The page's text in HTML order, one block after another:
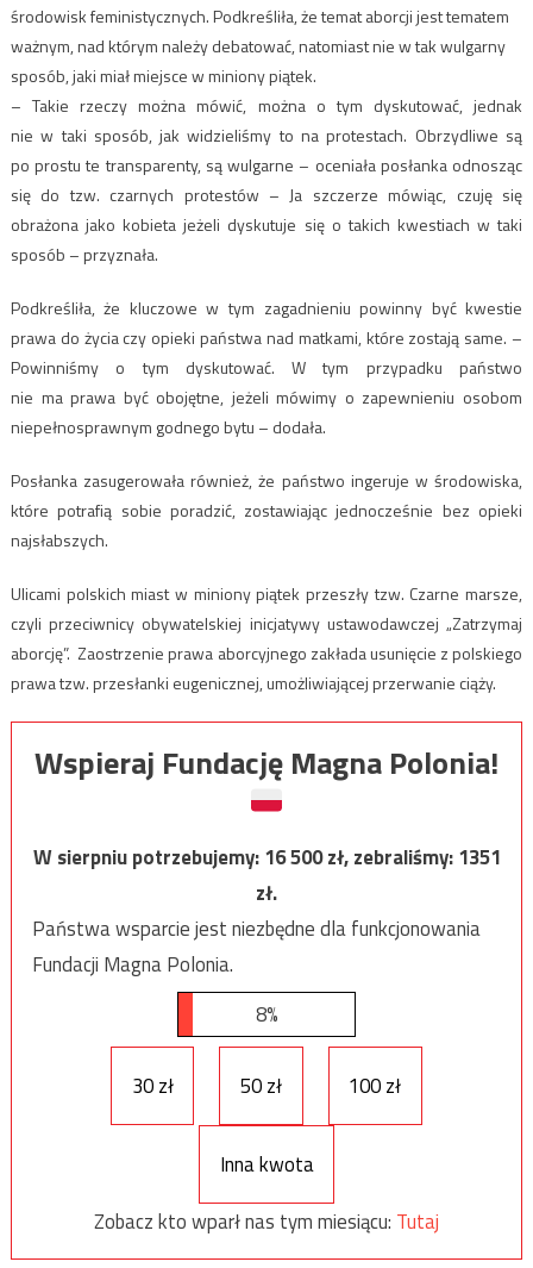
środowisk feministycznych. Podkreśliła, że temat aborcji jest tematem
ważnym, nad którym należy debatować, natomiast nie w tak wulgarny
sposób, jaki miał miejsce w miniony piątek.
– Takie rzeczy można mówić, można o tym dyskutować, jednak
nie w taki sposób, jak widzieliśmy to na protestach. Obrzydliwe są
po prostu te transparenty, są wulgarne – oceniała posłanka odnosząc
się do tzw. czarnych protestów – Ja szczerze mówiąc, czuję się
obrażona jako kobieta jeżeli dyskutuje się o takich kwestiach w taki
sposób – przyznała.
Podkreśliła, że kluczowe w tym zagadnieniu powinny być kwestie
prawa do życia czy opieki państwa nad matkami, które zostają same. –
Powinniśmy o tym dyskutować. W tym przypadku państwo
nie ma prawa być obojętne, jeżeli mówimy o zapewnieniu osobom
niepełnosprawnym godnego bytu – dodała.
Posłanka zasugerowała również, że państwo ingeruje w środowiska,
które potrafią sobie poradzić, zostawiając jednocześnie bez opieki
najsłabszych.
Ulicami polskich miast w miniony piątek przeszły tzw. Czarne marsze,
czyli przeciwnicy obywatelskiej inicjatywy ustawodawczej „Zatrzymaj
aborcję”. Zaostrzenie prawa aborcyjnego zakłada usunięcie z polskiego
prawa tzw. przesłanki eugenicznej, umożliwiającej przerwanie ciąży.
Wspieraj Fundację Magna Polonia!
W sierpniu potrzebujemy:16 500zł, zebraliśmy:1351
zł.
Państwa wsparcie jest niezbędne dla funkcjonowania
Fundacji Magna Polonia.
8%
30 zł 50 zł 100 zł
Inna kwota
Zobacz kto wparł nas tym miesiącu: Tutaj